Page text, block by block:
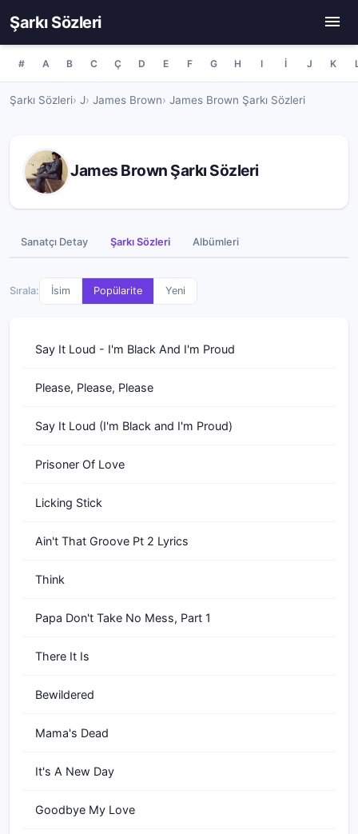
Şarkı Sözleri
# A B C Ç D E F G H I İ J K
Şarkı Sözleri J James Brown James Brown Şarkı Sözleri
James Brown Şarkı Sözleri
Sanatçı Detay Şarkı Sözleri Albümleri
Sırala: İsim Popülarite Yeni
Say It Loud - I'm Black And I'm Proud
Please, Please, Please
Say It Loud (I'm Black and I'm Proud)
Prisoner Of Love
Licking Stick
Ain't That Groove Pt 2 Lyrics
Think
Papa Don't Take No Mess, Part 1
There It Is
Bewildered
Mama's Dead
It's A New Day
Goodbye My Love